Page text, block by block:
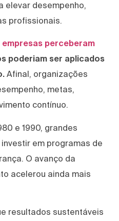
elevar desempenho,
profissionais.
perceberam
poderiam ser aplicados
Afinal, organizações
metas,
contínuo.
e 1990, grandes
em programas de
O avanço da
acelerou ainda mais
resultados sustentáveis